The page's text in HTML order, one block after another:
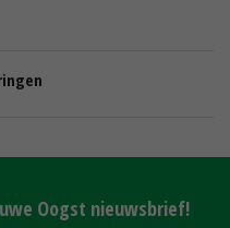
Oogst nieuwsbrief!